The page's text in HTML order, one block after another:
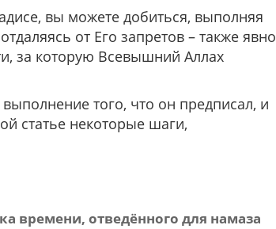
вы можете добиться, выполняя
от Его запретов – также явно
за которую Всевышний Аллах
выполнение того, что он предписал, и
статье некоторые шаги,
времени, отведённого для намаза